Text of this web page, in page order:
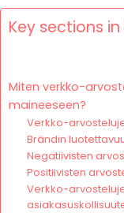
Key sections
Miten verkko-
maineeseen?
Verkko-
Brändin
Negatiivisten
Positiivisten
Verkko-